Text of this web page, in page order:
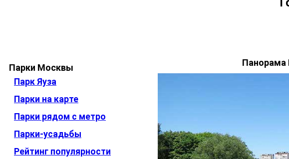
Парки Москвы
Парк Яуза
Парки на карте
Парки рядом с метро
Парки-усадьбы
Рейтинг популярности
Панорама